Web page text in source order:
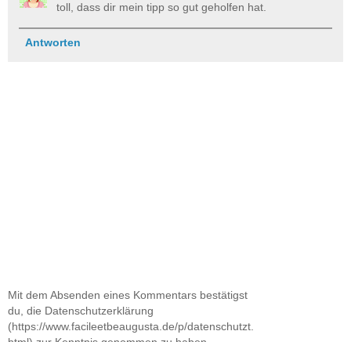
toll, dass dir mein tipp so gut geholfen hat.
Antworten
Mit dem Absenden eines Kommentars bestätigst
du, die Datenschutzerklärung
(https://www.facileetbeaugusta.de/p/datenschutzt.